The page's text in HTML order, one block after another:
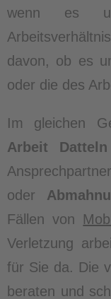
wenn es
davon, ob es
oder die des
Im gleichen
Arbeit Datteln
oder
Fällen von
Verletzung
für Sie da. Die
beraten und